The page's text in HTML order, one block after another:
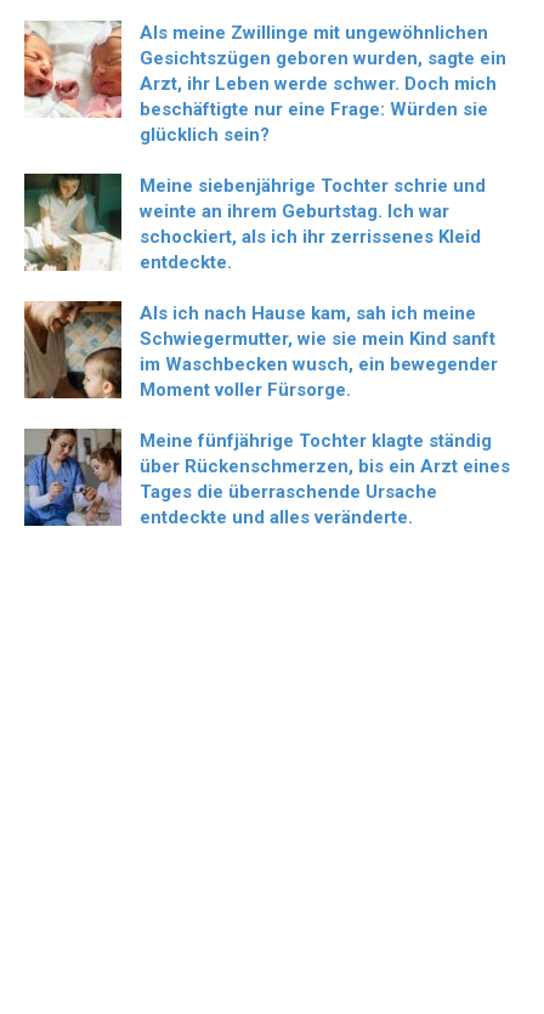
Als meine Zwillinge mit ungewöhnlichen
Gesichtszügen geboren wurden, sagte ein
Arzt, ihr Leben werde schwer. Doch mich
beschäftigte nur eine Frage: Würden sie
glücklich sein?
Meine siebenjährige Tochter schrie und
weinte an ihrem Geburtstag. Ich war
schockiert, als ich ihr zerrissenes Kleid
entdeckte.
Als ich nach Hause kam, sah ich meine
Schwiegermutter, wie sie mein Kind sanft
im Waschbecken wusch, ein bewegender
Moment voller Fürsorge.
Meine fünfjährige Tochter klagte ständig
über Rückenschmerzen, bis ein Arzt eines
Tages die überraschende Ursache
entdeckte und alles veränderte.